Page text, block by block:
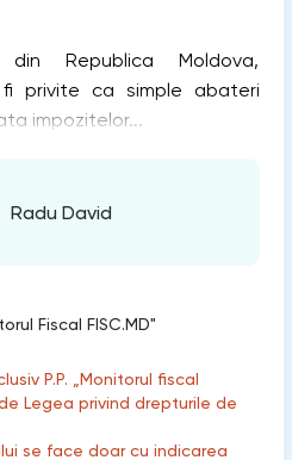
Republica Moldova,
privite ca simple abateri
impozitelor...
Radu David
Fiscal FISC.MD"
P.P. „Monitorul fiscal
Legea privind drepturile de
se face doar cu indicarea